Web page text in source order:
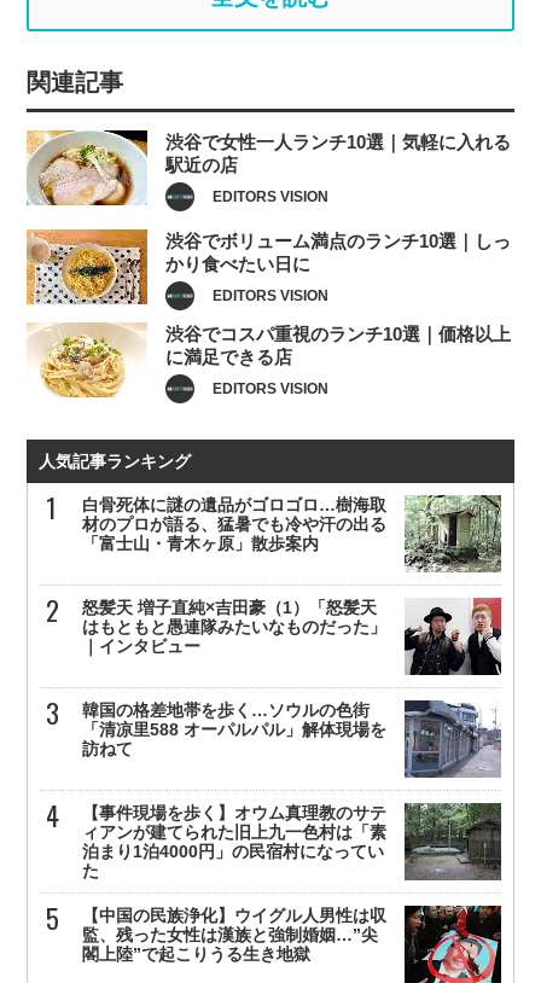
関連記事
渋谷で女性一人ランチ10選｜気軽に入れる
駅近の店
EDITORS VISION
渋谷でボリューム満点のランチ10選｜しっ
かり食べたい日に
EDITORS VISION
渋谷でコスパ重視のランチ10選｜価格以上
に満足できる店
EDITORS VISION
人気記事ランキング
白骨死体に謎の遺品がゴロゴロ…樹海取
材のプロが語る、猛暑でも冷や汗の出る
「富士山・青木ヶ原」散歩案内
怒髪天 増子直純×吉田豪（1）「怒髪天
はもともと愚連隊みたいなものだった」
｜インタビュー
韓国の格差地帯を歩く…ソウルの色街
「清凉里588 オーパルパル」解体現場を
訪ねて
【事件現場を歩く】オウム真理教のサテ
ィアンが建てられた旧上九一色村は「素
泊まり1泊4000円」の民宿村になってい
た
【中国の民族浄化】ウイグル人男性は収
監、残った女性は漢族と強制婚姻…”尖
閣上陸”で起こりうる生き地獄